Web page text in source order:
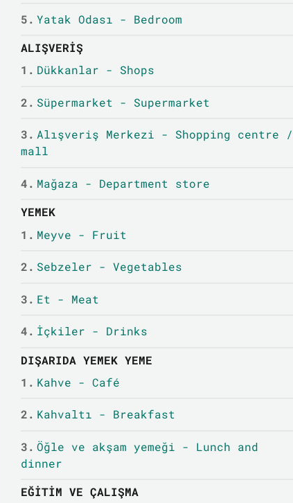
5. Yatak Odası - Bedroom
ALIŞVERIŞ
1. Dükkanlar - Shops
2. Süpermarket - Supermarket
3. Alışveriş Merkezi - Shopping centre /
mall
4. Mağaza - Department store
YEMEK
1. Meyve - Fruit
2. Sebzeler - Vegetables
3. Et - Meat
4. İçkiler - Drinks
DIŞARIDA YEMEK YEME
1. Kahve - Café
2. Kahvaltı - Breakfast
3. Öğle ve akşam yemeği - Lunch and
dinner
EĞITIM VE ÇALIŞMA